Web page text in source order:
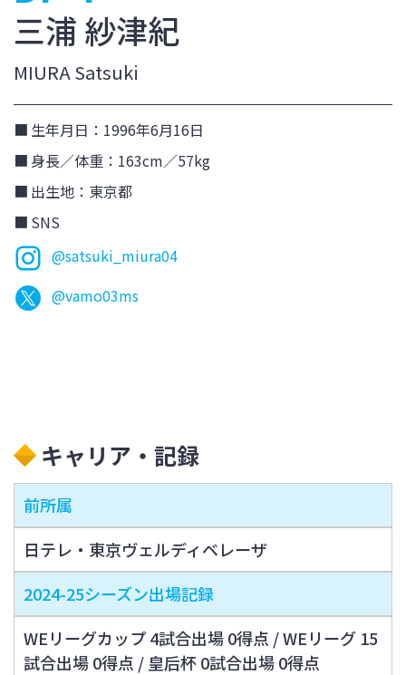
三浦 紗津紀
MIURA Satsuki
生年月日：1996年6月16日
身長／体重：163cm／57kg
出生地：東京都
SNS
@satsuki_miura04
@vamo03ms
キャリア・記録
前所属
日テレ・東京ヴェルディベレーザ
2024-25シーズン出場記録
WEリーグカップ 4試合出場 0得点 / WEリーグ 15
試合出場 0得点 / 皇后杯 0試合出場 0得点